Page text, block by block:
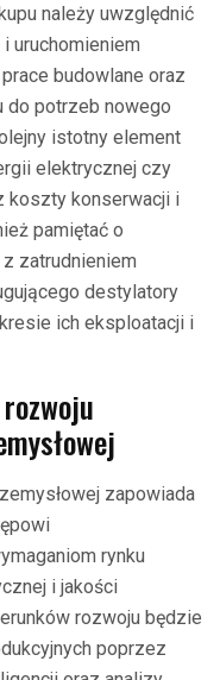
należy uwzględnić
uruchomieniem
budowlane oraz
do potrzeb nowego
istotny element
elektrycznej czy
koszty konserwacji i
pamiętać o
zatrudnieniem
destylatory
ich eksploatacji i
zapowiada
rynku
i jakości
rozwoju będzie
poprzez